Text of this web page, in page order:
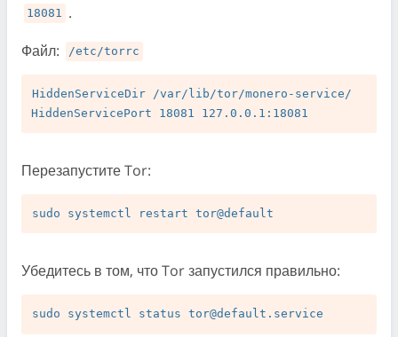
18081 .
Файл:
/etc/torrc
HiddenServiceDir /var/lib/tor/monero-service/
Перезапустите Tor:
Убедитесь в том, что Tor запустился правильно:
sudo systemctl status tor@default.service